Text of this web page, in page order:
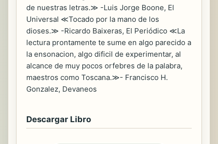
de nuestras letras.≫ -Luis Jorge Boone, El
Universal ≪Tocado por la mano de los
dioses.≫ -Ricardo Baixeras, El Periódico ≪La
lectura prontamente te sume en algo parecido a
la ensonacion, algo dificil de experimentar, al
alcance de muy pocos orfebres de la palabra,
maestros como Toscana.≫- Francisco H.
Gonzalez, Devaneos
Descargar Libro